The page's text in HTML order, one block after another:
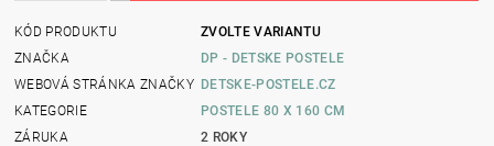
KÓD PRODUKTU
ZVOLTE VARIANTU
ZNAČKA
DP - DETSKE POSTELE
WEBOVÁ STRÁNKA ZNAČKY DETSKE-POSTELE.CZ
KATEGORIE
POSTELE 80 X 160 CM
ZÁRUKA
2 ROKY